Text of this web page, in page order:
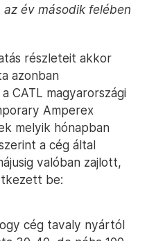
év második felében
részleteit akkor
azonban
CATL magyarországi
Amperex
melyik hónapban
a cég által
valóban zajlott,
be:
cég tavaly nyártól